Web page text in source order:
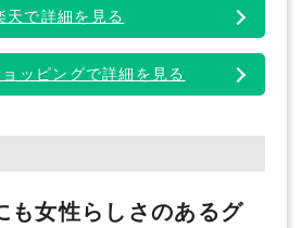
天で詳細を見る
ッピングで詳細を見る
も女性らしさのあるグ